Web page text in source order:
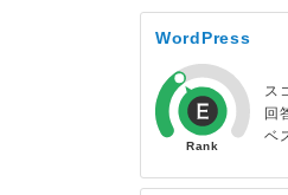
WordPress
ス
回
ベ